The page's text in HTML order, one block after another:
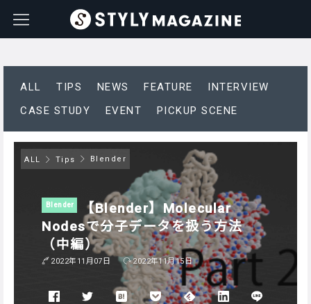
ALL TIPS NEWS FEATURE
INTERVIEW
CASE STUDY
EVENT PICKUP SCENE
ALL Tips Blender
Blender
【Blender】Molecular
Nodesで分子データを扱う方法
（中編）
2022年11月07日 2022年11月15日